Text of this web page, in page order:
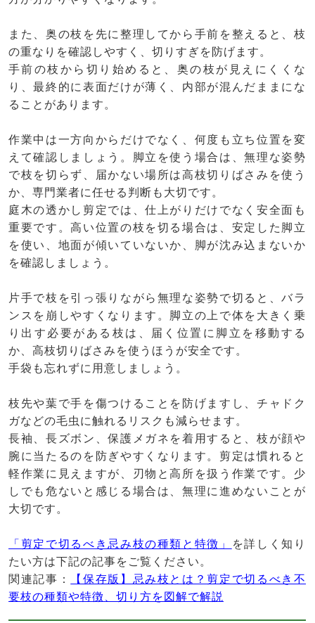
また、奥の枝を先に整理してから手前を整えると、枝
の重なりを確認しやすく、切りすぎを防げます。
手前の枝から切り始めると、奥の枝が見えにくくな
り、最終的に表面だけが薄く、内部が混んだままにな
ることがあります。
作業中は一方向からだけでなく、何度も立ち位置を変
えて確認しましょう。脚立を使う場合は、無理な姿勢
で枝を切らず、届かない場所は高枝切りばさみを使う
か、専門業者に任せる判断も大切です。
庭木の透かし剪定では、仕上がりだけでなく安全面も
重要です。高い位置の枝を切る場合は、安定した脚立
を使い、地面が傾いていないか、脚が沈み込まないか
を確認しましょう。
片手で枝を引っ張りながら無理な姿勢で切ると、バラ
ンスを崩しやすくなります。脚立の上で体を大きく乗
り出す必要がある枝は、届く位置に脚立を移動する
か、高枝切りばさみを使うほうが安全です。
手袋も忘れずに用意しましょう。
枝先や葉で手を傷つけることを防げますし、チャドク
ガなどの毛虫に触れるリスクも減らせます。
長袖、長ズボン、保護メガネを着用すると、枝が顔や
腕に当たるのを防ぎやすくなります。剪定は慣れると
軽作業に見えますが、刃物と高所を扱う作業です。少
しでも危ないと感じる場合は、無理に進めないことが
大切です。
「剪定で切るべき忌み枝の種類と特徴」
を詳しく知り
たい方は下記の記事をご覧ください。
関連記事：
【保存版】忌み枝とは？剪定で切るべき不
要枝の種類や特徴、切り方を図解で解説